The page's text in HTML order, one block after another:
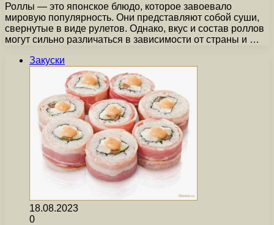
Роллы — это японское блюдо, которое завоевало
мировую популярность. Они представляют собой суши,
свернутые в виде рулетов. Однако, вкус и состав роллов
могут сильно различаться в зависимости от страны и …
Закуски
18.08.2023
0